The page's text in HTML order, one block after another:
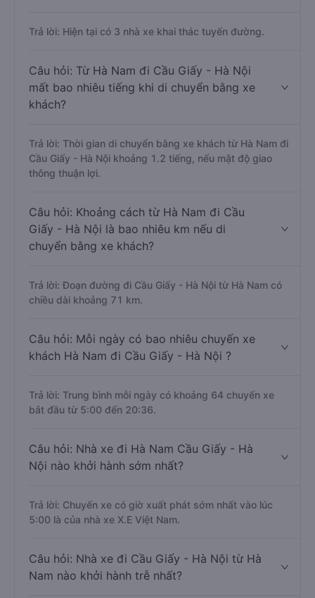
Trả lời: Hiện tại có 3 nhà xe khai thác tuyến đường.
Câu hỏi: Từ Hà Nam đi Cầu Giấy - Hà Nội
mất bao nhiêu tiếng khi di chuyển bằng xe
khách?
Trả lời: Thời gian di chuyển bằng xe khách từ Hà Nam đi
Cầu Giấy - Hà Nội khoảng 1.2 tiếng, nếu mật độ giao
thông thuận lợi.
Câu hỏi: Khoảng cách từ Hà Nam đi Cầu
Giấy - Hà Nội là bao nhiêu km nếu di
chuyển bằng xe khách?
Trả lời: Đoạn đường đi Cầu Giấy - Hà Nội từ Hà Nam có
chiều dài khoảng 71 km.
Câu hỏi: Mỗi ngày có bao nhiêu chuyến xe
khách Hà Nam đi Cầu Giấy - Hà Nội ?
Trả lời: Trung bình mỗi ngày có khoảng 64 chuyến xe
bắt đầu từ 5:00 đến 20:36.
Câu hỏi: Nhà xe đi Hà Nam Cầu Giấy - Hà
Nội nào khởi hành sớm nhất?
Trả lời: Chuyến xe có giờ xuất phát sớm nhất vào lúc
5:00 là của nhà xe X.E Việt Nam.
Câu hỏi: Nhà xe đi Cầu Giấy - Hà Nội từ Hà
Nam nào khởi hành trễ nhất?